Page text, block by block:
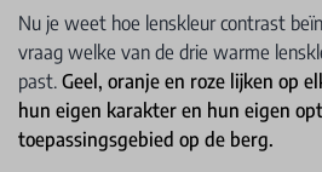
Nu je weet hoe lenskleur contrast
vraag welke van de drie warme
past. Geel, oranje en roze lijken op
hun eigen karakter en hun eigen
toepassingsgebied op de berg.